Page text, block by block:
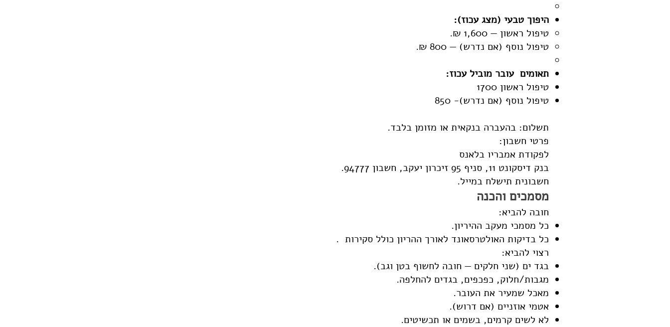
היפוך טבעי (מצג עכוז):
טיפול ראשון — 1,600 ₪.
טיפול נוסף (אם נדרש) — 800 ₪.
תאומים עובר מוביל​ עכוז:
טיפול ראשון 1700
טיפול נוסף (אם נדרש)- 850
תשלום: בהעברה בנקאית או מזומן בלבד.
פרטי חשבון:
לפקודת אמבריו בלאנס
בנק דיסקונט 11, סניף 95 זיכרון יעקב, חשבון 94777.
חשבונית תישלח במייל.
מסמכים והכנה
חובה להביא:
כל מסמכי מעקב ההיריון.
כל בדיקות האולטרסאונד לאורך ההריון כולל סקירות .
רצוי להביא:
בגד ים (שני חלקים — חובה לחשוף בטן וגב).
מגבות/חלוק, כפכפים, בגדים להחלפה.
מאכל שמעיר את העובר.
אטמי אוזניים (אם דרוש).
לא לשים קרמים, בשמים או תכשיטים.